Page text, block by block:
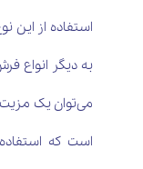
استفاده از این
به دیگر انواع
می‌توان یک مزیت
است که